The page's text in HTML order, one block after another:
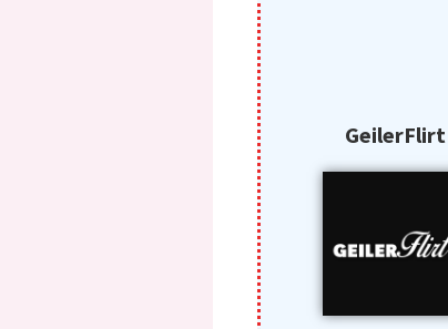
GeilerFlirt